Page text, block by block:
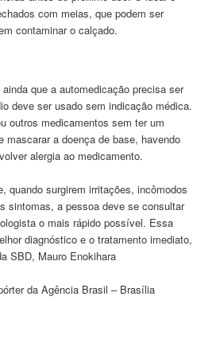
com meias, que podem ser
contaminar o calçado.
que a automedicação precisa ser
deve ser usado sem indicação médica.
outros medicamentos sem ter um
mascarar a doença de base, havendo
alergia ao medicamento.
quando surgirem irritações, incômodos
sintomas, a pessoa deve se consultar
o mais rápido possível. Essa
diagnóstico e o tratamento imediato,
SBD, Mauro Enokihara
da Agência Brasil – Brasília